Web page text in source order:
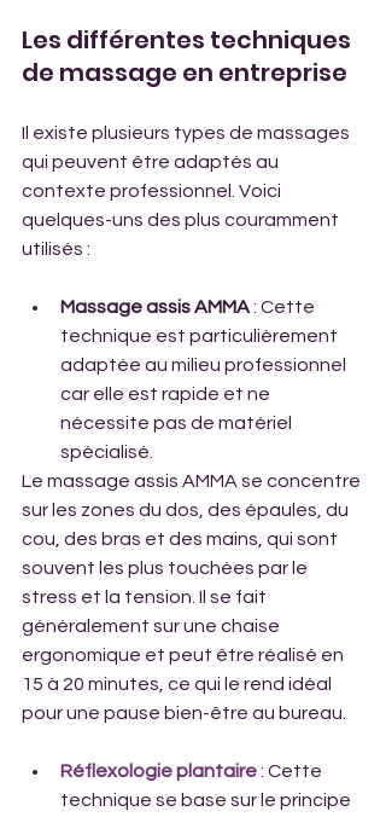
Les différentes techniques
de massage en entreprise
Il existe plusieurs types de massages
qui peuvent être adaptés au
contexte professionnel. Voici
quelques-uns des plus couramment
utilisés :
Massage assis AMMA : Cette
technique est particulièrement
adaptée au milieu professionnel
car elle est rapide et ne
nécessite pas de matériel
spécialisé.
Le massage assis AMMA se concentre
sur les zones du dos, des épaules, du
cou, des bras et des mains, qui sont
souvent les plus touchées par le
stress et la tension. Il se fait
généralement sur une chaise
ergonomique et peut être réalisé en
15 à 20 minutes, ce qui le rend idéal
pour une pause bien-être au bureau.
Réflexologie plantaire: Cette
technique se base sur le principe